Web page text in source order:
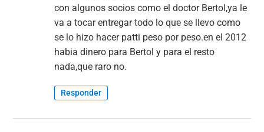
con algunos socios como el doctor Bertol,ya le
va a tocar entregar todo lo que se llevo como
se lo hizo hacer patti peso por peso.en el 2012
habia dinero para Bertol y para el resto
nada,que raro no.
Responder